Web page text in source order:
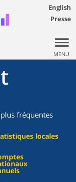
English
Presse
MENU
fréquentes
locales